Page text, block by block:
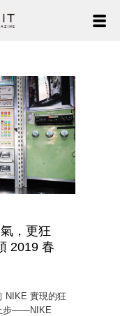
，更狂
2019 春
NIKE 實現的狂
步——NIKE